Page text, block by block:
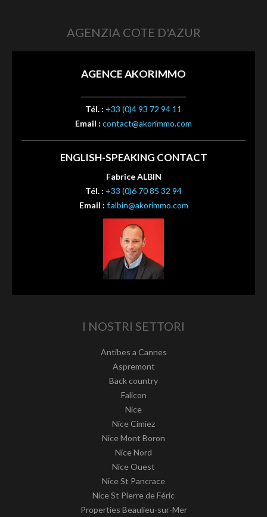
AGENZIA COTE D'AZUR
AGENCE AKORIMMO
Tél. : +33 (0)4 93 72 94 11
Email : contact@akorimmo.com
ENGLISH-SPEAKING CONTACT
Fabrice ALBIN
Tél. : +33 (0)6 70 85 32 94
Email : f.albin@akorimmo.com
I NOSTRI SETTORI
Antibes a Cannes
Aspremont
Back country
Falicon
Nice
Nice Cimiez
Nice Mont Boron
Nice Nord
Nice Ouest
Nice St Pancrace
Nice St Pierre de Féric
Properties Beaulieu-sur-Mer